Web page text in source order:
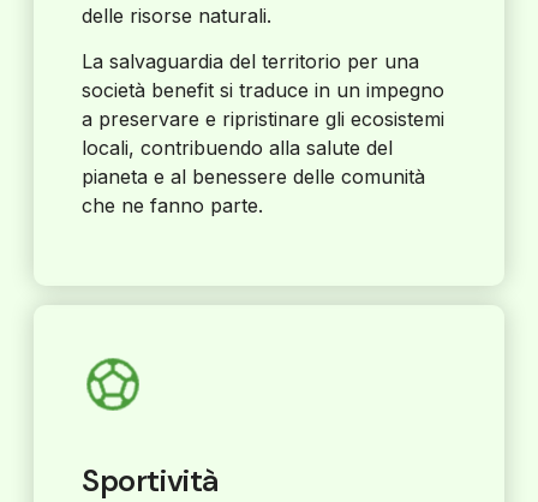
delle risorse naturali.
La salvaguardia del territorio per una
società benefit si traduce in un impegno
a preservare e ripristinare gli ecosistemi
locali, contribuendo alla salute del
pianeta e al benessere delle comunità
che ne fanno parte.
Sportività